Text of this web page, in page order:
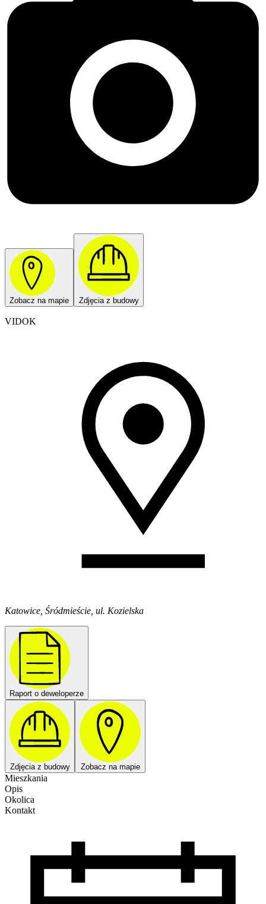
Zobacz na mapie Zdjęcia z budowy
VIDOK
Katowice, Śródmieście, ul. Kozielska
Raport o deweloperze
Zdjęcia z budowy Zobacz na mapie
Mieszkania
Opis
Okolica
Kontakt